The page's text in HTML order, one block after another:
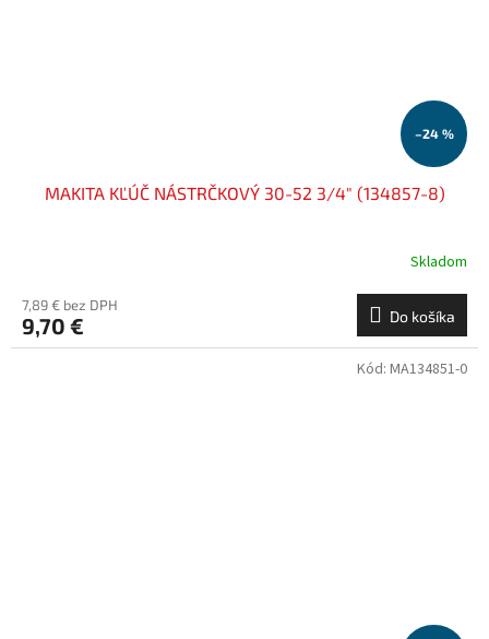
–24 %
MAKITA KĽÚČ NÁSTRČKOVÝ 30-52 3/4" (134857-8)
Skladom
7,89 € bez DPH
9,70 € Do košíka
Kód: MA134851-0